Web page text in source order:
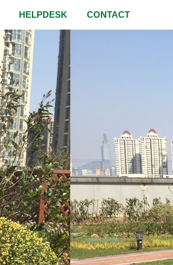
HELPDESK CONTACT